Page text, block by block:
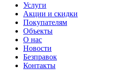
Услуги
Акции и скидки
Покупателям
Объекты
О нас
Новости
Безправок
Контакты